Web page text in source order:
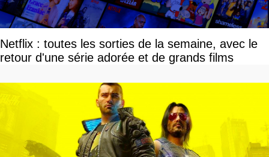
Netflix : toutes les sorties de la semaine, avec le
retour d'une série adorée et de grands films